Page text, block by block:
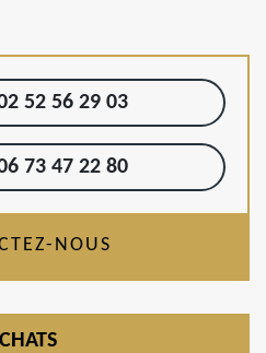
52 56 29 03
73 47 22 80
NOUS